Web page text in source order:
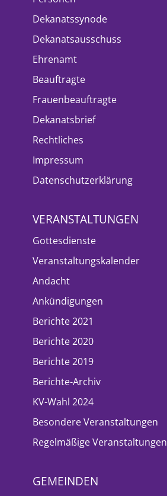
Dekanatssynode
Dekanatsausschuss
Ehrenamt
Beauftragte
Frauenbeauftragte
Dekanatsbrief
Rechtliches
Impressum
Datenschutzerklärung
VERANSTALTUNGEN
Gottesdienste
Veranstaltungskalender
Andacht
Ankündigungen
Berichte 2021
Berichte 2020
Berichte 2019
Berichte-Archiv
KV-Wahl 2024
Besondere Veranstaltungen
Regelmäßige Veranstaltungen
GEMEINDEN